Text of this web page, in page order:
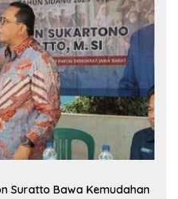
Suratto Bawa Kemudahan